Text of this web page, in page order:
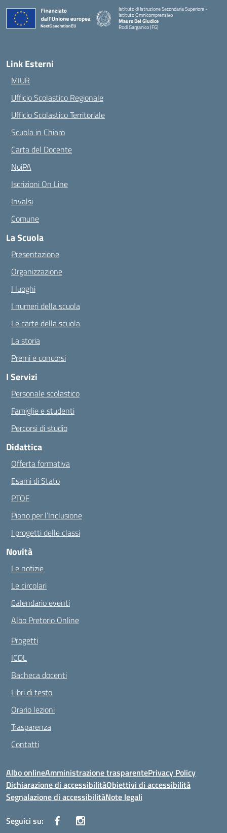
Istituto di Istruzione Secondaria Superiore -
Istituto Omnicomprensivo
Mauro Del Giudice
Rodi Garganico (FG)
— Visita la pagina iniziale della scuola
Link Esterni
MIUR
Ufficio Scolastico Regionale
Ufficio Scolastico Territoriale
Scuola in Chiaro
Carta del Docente
NoiPA
Iscrizioni On Line
Invalsi
Comune
La Scuola
Presentazione
Organizzazione
I luoghi
I numeri della scuola
Le carte della scuola
La storia
Premi e concorsi
I Servizi
Personale scolastico
Famiglie e studenti
Percorsi di studio
Didattica
Offerta formativa
Esami di Stato
PTOF
Piano per l’Inclusione
I progetti delle classi
Novità
Le notizie
Le circolari
Calendario eventi
Albo Pretorio Online
Progetti
ICDL
Bacheca docenti
Libri di testo
Orario lezioni
Trasparenza
Contatti
Albo onlineAmministrazione trasparentePrivacy Policy
Dichiarazione di accessibilitàObiettivi di accessibilità
Segnalazione di accessibilitàNote legali
Seguici su: